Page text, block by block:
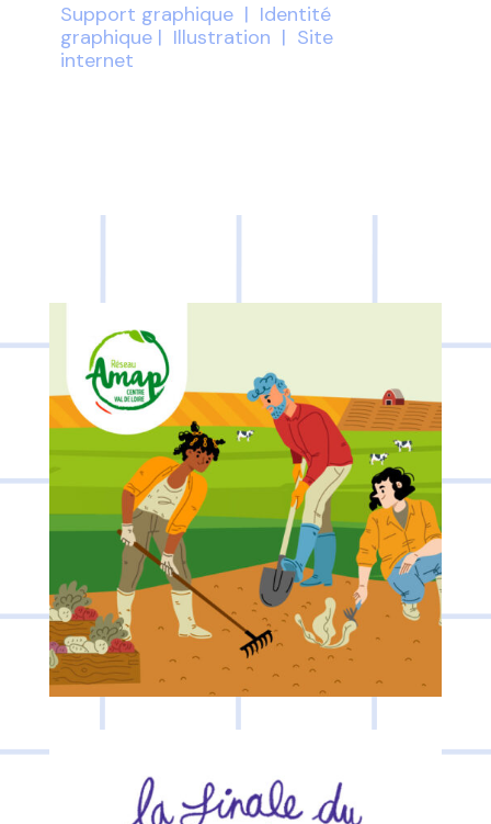
Support graphique | Identité
graphique | Illustration | Site
internet